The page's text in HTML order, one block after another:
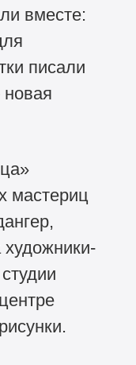
вместе:
писали
мастериц
художники-